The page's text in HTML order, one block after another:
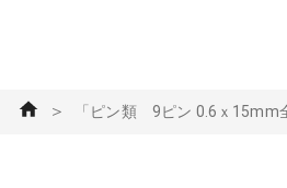
＞ 「ピン類 9ピン 0.6ｘ